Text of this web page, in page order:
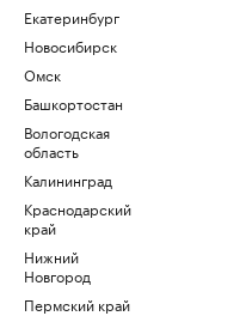
Екатеринбург
Новосибирск
Омск
Башкортостан
Вологодская
область
Калининград
Краснодарский
край
Нижний
Новгород
Пермский край